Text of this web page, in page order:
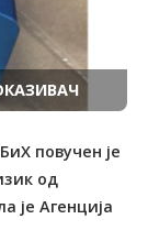
повучен је
од
је Агенција